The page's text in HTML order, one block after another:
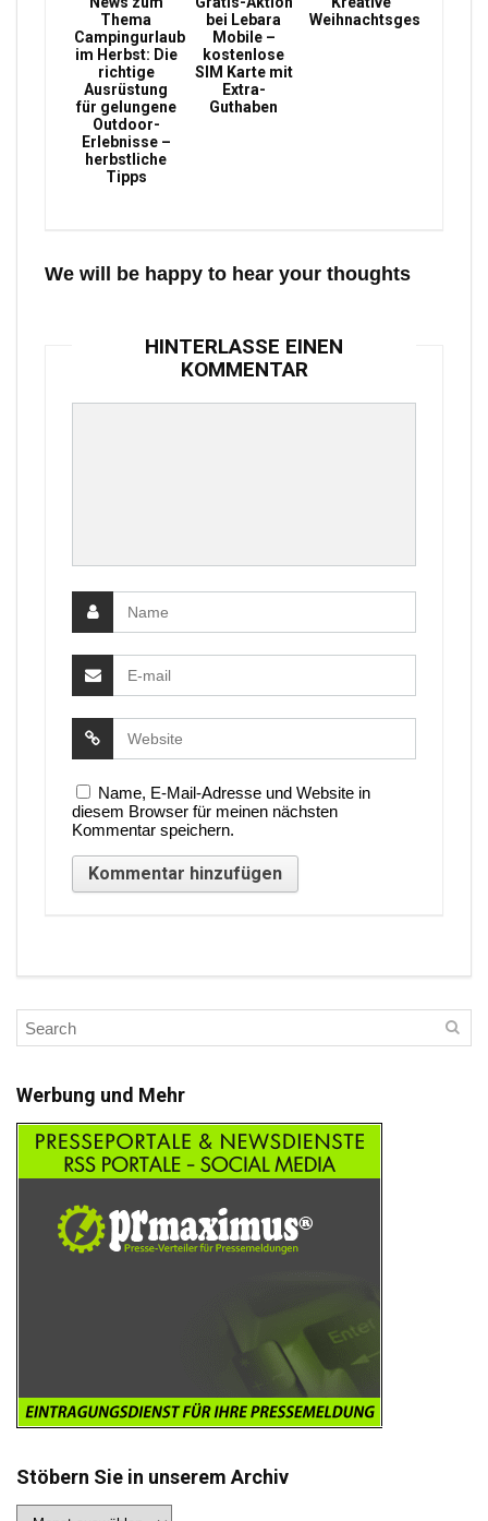
Thema
Campingurlaub
im Herbst: Die
richtige
Ausrüstung
für gelungene
Outdoor-
Erlebnisse –
herbstliche
Tipps
bei Lebara
Mobile –
kostenlose
SIM Karte mit
Extra-
Guthaben
Weihnachtsgeschenke
We will be happy to hear your thoughts
HINTERLASSE EINEN
KOMMENTAR
Name, E-Mail-Adresse und Website in
diesem Browser für meinen nächsten
Kommentar speichern.
Werbung und Mehr
Stöbern Sie in unserem Archiv